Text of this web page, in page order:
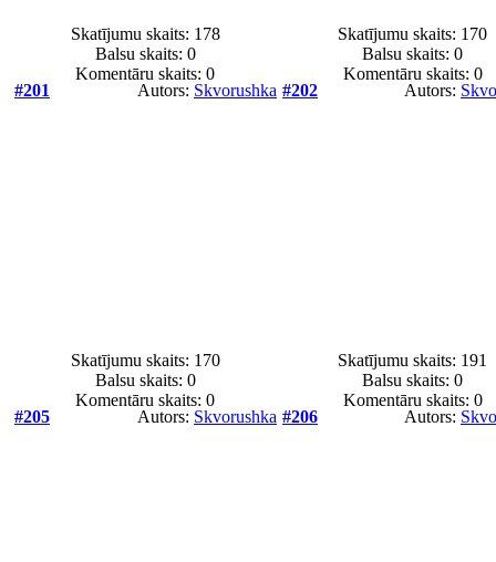
Skatījumu skaits: 178
Balsu skaits: 0
Komentāru skaits: 0
Skatījumu skaits: 170
Balsu skaits:0
Komentāru skaits: 0
#201
Autors: Skvorushka
Skatījumu skaits: 170
Balsu skaits: 0
Komentāru skaits: 0
#202 Autors:
Skatījumu skaits: 191
Balsu skaits:0
Komentāru skaits: 0
#205
Autors: Skvorushka #206 Autors: